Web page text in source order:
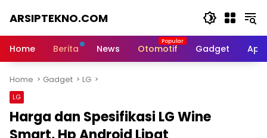
ARSIPTEKNO.COM
Informasi
Home Berita News Otomotif Gadget
Home Gadget LG
LG
Harga dan Spesifikasi LG Wine